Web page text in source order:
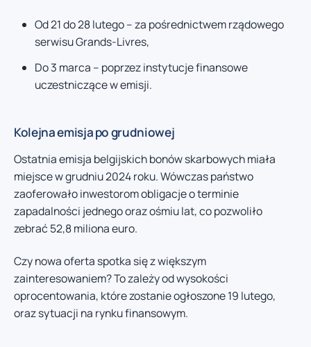
Od 21 do 28 lutego – za pośrednictwem rządowego
serwisu Grands-Livres,
Do 3 marca – poprzez instytucje finansowe
uczestniczące w emisji.
Kolejna emisja po grudniowej
Ostatnia emisja belgijskich bonów skarbowych miała
miejsce w grudniu 2024 roku. Wówczas państwo
zaoferowało inwestorom obligacje o terminie
zapadalności jednego oraz ośmiu lat, co pozwoliło
zebrać 52,8 miliona euro.
Czy nowa oferta spotka się z większym
zainteresowaniem? To zależy od wysokości
oprocentowania, które zostanie ogłoszone 19 lutego,
oraz sytuacji na rynku finansowym.